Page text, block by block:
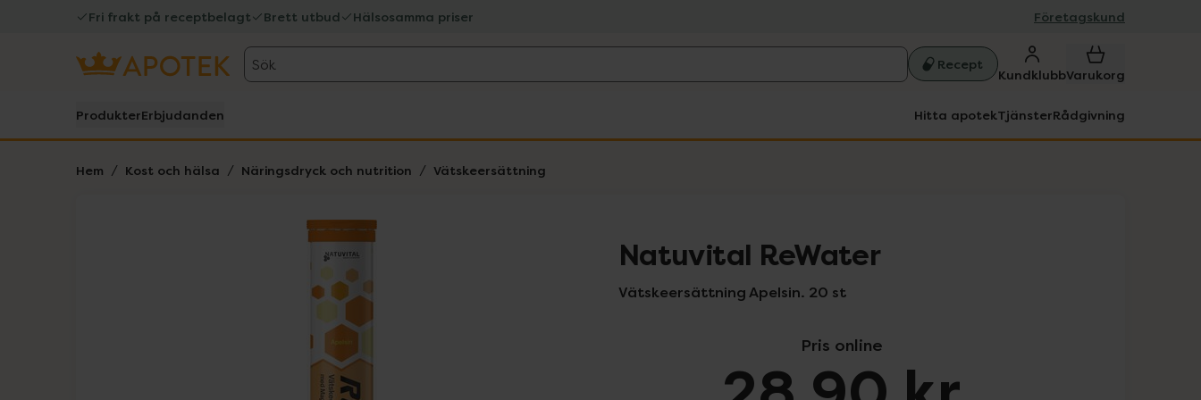
Fri frakt på receptbelagt Brett utbud Hälsosamma priser Företagskund
Sök Recept
KundklubbVarukorg
ProdukterErbjudanden Hitta apotekTjänsterRådgivning
Hem Kost och hälsa Näringsdryck och nutrition Vätskeersättning
Lista: . Innehåller 1 objekt. Natuvital ReWater
Vätskeersättning Apelsin. 20 st
Pris online